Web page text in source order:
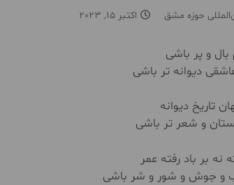
حوزه مشق اکتبر 15, 2023
بال و پر باشی
دیوانه تر باشی
تاریخ دیوانه
و شعر تر باشی
نه بر باد رفته عمر
و جوش و شور و شر باشی